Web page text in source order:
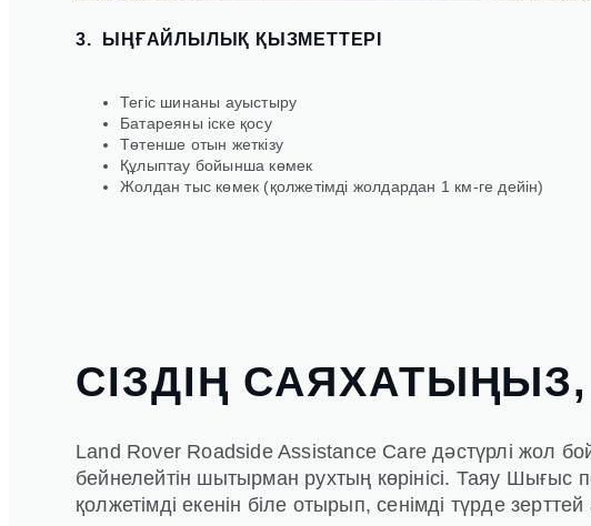
3. ЫҢҒАЙЛЫЛЫҚ ҚЫЗМЕТТЕРІ
Тегіс шинаны ауыстыру
Батареяны іске қосу
Төтенше отын жеткізу
Құлыптау бойынша көмек
Жолдан тыс көмек (қолжетімді жолдардан 1 км-ге дейін)
СІЗДІҢ
Land Rover Roadside Assistance Care дәстүрлі жол
бейнелейтін шытырман рухтың көрінісі. Таяу Шығыс
қолжетімді екенін біле отырып, сенімді түрде